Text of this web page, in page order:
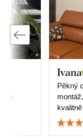
Ivana
Pěkný